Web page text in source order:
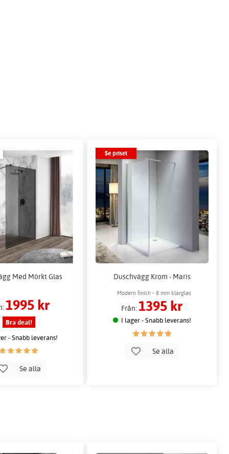
Med Mörkt Glas
1995 kr
Bra deal!
- Snabb leverans!
Se alla
Se priset
Duschvägg Krom - Maris
Modern finish - 8 mm klarglas
Från: 1395 kr
I lager - Snabb leverans!
Se alla